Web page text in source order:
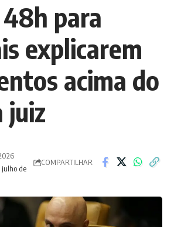
para
explicarem
acima do
juiz
de
COMPARTILHAR